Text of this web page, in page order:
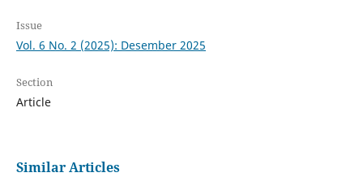
Issue
Vol. 6 No. 2 (2025): Desember 2025
Section
Article
Similar Articles